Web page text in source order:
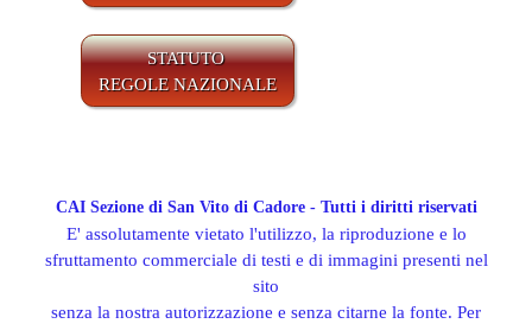
STATUTO
REGOLE NAZIONALE
CAI Sezione di San Vito di Cadore - Tutti i diritti riservati
E' assolutamente vietato l'utilizzo, la riproduzione e lo
sfruttamento commerciale di testi e di immagini presenti nel
sito
senza la nostra autorizzazione e senza citarne la fonte. Per